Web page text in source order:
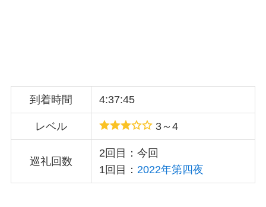
到着時間 4:37:45
レベル 3～4
巡礼回数
2回目：今回
1回目： 2022年第四夜